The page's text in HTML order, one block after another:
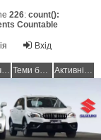
226: count():
Countable
Вхід
Непрочитані повідомлення Теми без відповідей Активні теми